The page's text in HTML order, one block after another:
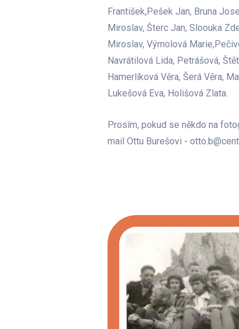
František,Pešek Jan, Bruna
Miroslav, Šterc Jan, Sloouka
Miroslav, Výmolová
Navrátilová Lida, Petrášová,
Hamerlíková Věra, Šerá Věra,
Lukešová Eva, Holišová Zlata.
Prosím, pokud se někdo na
mail Ottu Burešovi -